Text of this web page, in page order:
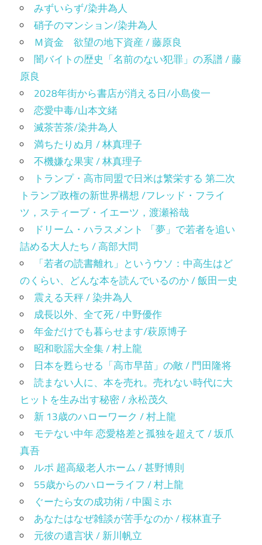
みずいらず/染井為人
硝子のマンション/染井為人
Ｍ資金 欲望の地下資産 / 藤原良
闇バイトの歴史「名前のない犯罪」の系譜 / 藤
原良
2028年街から書店が消える日/小島俊一
恋愛中毒/山本文緒
滅茶苦茶/染井為人
満ちたりぬ月 / 林真理子
不機嫌な果実 / 林真理子
トランプ・高市同盟で日米は繁栄する 第二次
トランプ政権の新世界構想 /フレッド・フライ
ツ，スティーブ・イエーツ，渡瀬裕哉
ドリーム・ハラスメント 「夢」で若者を追い
詰める大人たち / 高部大問
「若者の読書離れ」というウソ：中高生はど
のくらい、どんな本を読んでいるのか / 飯田一史
震える天秤 / 染井為人
成長以外、全て死 / 中野優作
年金だけでも暮らせます/萩原博子
昭和歌謡大全集 / 村上龍
日本を甦らせる「高市早苗」の敵 / 門田隆将
読まない人に、本を売れ。売れない時代に大
ヒットを生み出す秘密 / 永松茂久
新 13歳のハローワーク / 村上龍
モテない中年 恋愛格差と孤独を超えて / 坂爪
真吾
ルポ 超高級老人ホーム / 甚野博則
55歳からのハローライフ / 村上龍
ぐーたら女の成功術 / 中園ミホ
あなたはなぜ雑談が苦手なのか / 桜林直子
元彼の遺言状 / 新川帆立